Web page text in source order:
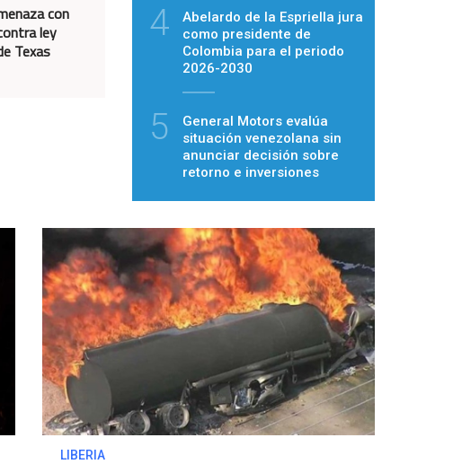
con
ley
Texas
4
Abelardo de la Espriella jura
como presidente de
Colombia para el periodo
2026-2030
5
General Motors evalúa
situación venezolana sin
anunciar decisión sobre
retorno e inversiones
LIBERIA